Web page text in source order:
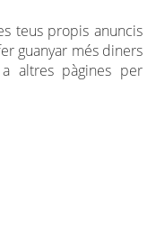
teus propis anuncis
guanyar més diners
altres pàgines per